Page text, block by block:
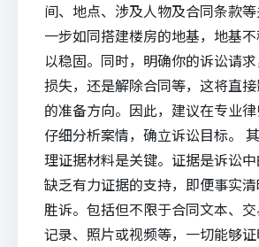
间、地点、涉及人物及合同条款
一步如同搭建楼房的地基，地基
以稳固。同时，明确你的诉讼请
损失，还是解除合同等，这将直
的准备方向。因此，建议在专业律
仔细分析案情，确立诉讼目标。
理证据材料是关键。证据是诉讼
缺乏有力证据的支持，即便事实
胜诉。包括但不限于合同文本、
记录、照片或视频等，一切能够